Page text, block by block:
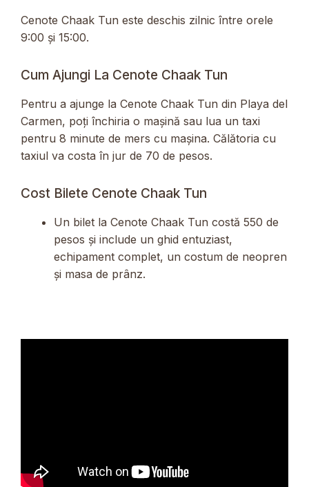
Cenote Chaak Tun este deschis zilnic între orele
9:00 și 15:00.
Cum Ajungi La Cenote Chaak Tun
Pentru a ajunge la Cenote Chaak Tun din Playa del
Carmen, poți închiria o mașină sau lua un taxi
pentru 8 minute de mers cu mașina. Călătoria cu
taxiul va costa în jur de 70 de pesos.
Cost Bilete Cenote Chaak Tun
Un bilet la Cenote Chaak Tun costă 550 de
pesos și include un ghid entuziast,
echipament complet, un costum de neopren
și masa de prânz.